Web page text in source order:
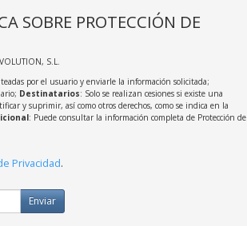
SOBRE PROTECCIÓN DE
S.L.
por el usuario y enviarle la información solicitada;
Destinatarios: Solo se realizan cesiones si existe una
y suprimir, así como otros derechos, como se indica en la
: Puede consultar la información completa de Protección de
Privacidad.
Enviar